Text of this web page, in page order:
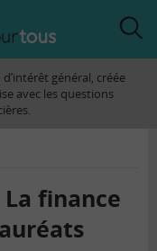
général, créée
avec les questions
finance